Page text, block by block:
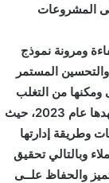
المشروعات
ومرونة نموذج
المستمر
ومكنها من التغلب
على التحديات الجيوسياسية والاقتصادية التى شهدها عام 2023، حيث
وطريقة إدارتها
وبالتالي تحقيق
والحفاظ علــى